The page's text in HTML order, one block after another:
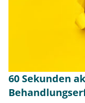
60 Sekunden